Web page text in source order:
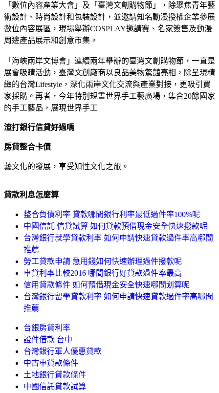
「數位內容產業大會」及「臺灣文創購物節」，除聚焦青年藝
術設計、時尚設計和包裝設計，並邀請知名動漫授權企業參展
數位內容展區，現場舉辦COSPLAY邀請賽、名家簽售及動漫
周邊產品展示和創意市集。
「海峽兩岸文博會」連續兩年舉辦的臺灣文創購物節，一直是
展會吸睛活動，臺灣文創廠商以良品美物驚豔亮相，除呈現精
緻的台灣Lifestyle，深化兩岸文化交流與產業對接，更吸引買
家採購。再者，今年特別規畫世界手工藝廣場，集合20餘國家
的手工藝品，展現世界手工
渣打銀行信貸好過嗎
房貸整合卡債
藝文化的發展，享受知性文化之旅。
貸款利息怎麼算
整合負債利率 貸款哪間銀行利率最低過件率100%呢
中國信託 信貸試算 如何貸款預借現金安全快速撥款呢
台灣銀行就學貸款利率 如何申請快速貸款過件率高哪間
推薦
勞工貸款申請 急用錢如何快速辦理過件撥款呢
車貸利率比較2016 哪間銀行好貸款過件率最高
信用貸款條件 如何預借現金安全快速哪間划算呢
台灣銀行留學貸款利率 如何申請快速貸款過件率高哪間
推薦
台銀房貸利率
證件借款 台中
台灣銀行軍人優惠貸款
中古車貸款條件
土地銀行貸款條件
中國信託貸款試算